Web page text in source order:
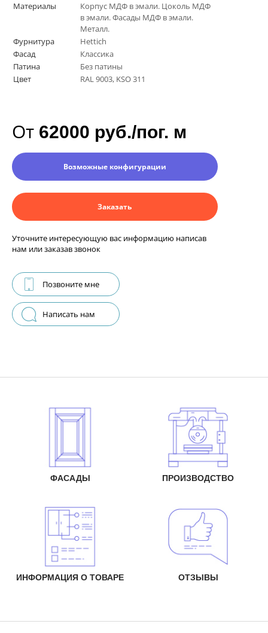
Материалы
Корпус МДФ в эмали. Цоколь МДФ
в эмали. Фасады МДФ в эмали.
Металл.
Фурнитура
Hettich
Фасад
Классика
Патина
Без патины
Цвет
RAL 9003, KSO 311
От 62000 руб./пог. м
Возможные конфигурации
Заказать
Уточните интересующую вас информацию написав
нам или заказав звонок
Позвоните мне
Написать нам
ФАСАДЫ ПРОИЗВОДСТВО
ИНФОРМАЦИЯ О ТОВАРЕ ОТЗЫВЫ